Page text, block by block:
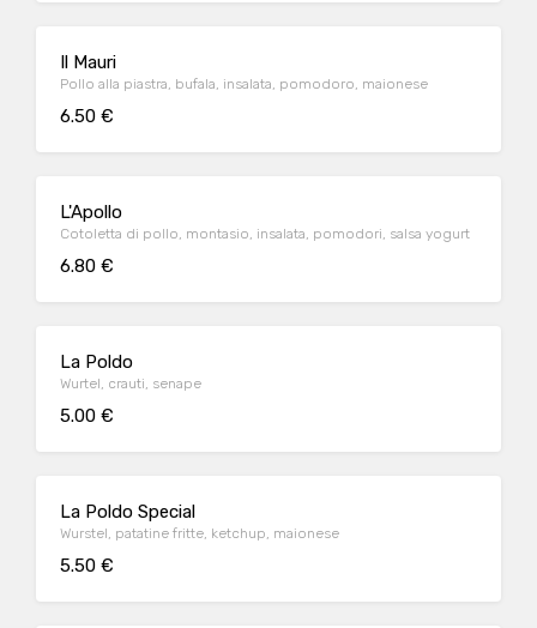
Il Mauri
Pollo alla piastra, bufala, insalata, pomodoro, maionese
6.50 €
L'Apollo
Cotoletta di pollo, montasio, insalata, pomodori, salsa yogurt
6.80 €
La Poldo
Wurtel, crauti, senape
5.00 €
La Poldo Special
Wurstel, patatine fritte, ketchup, maionese
5.50 €